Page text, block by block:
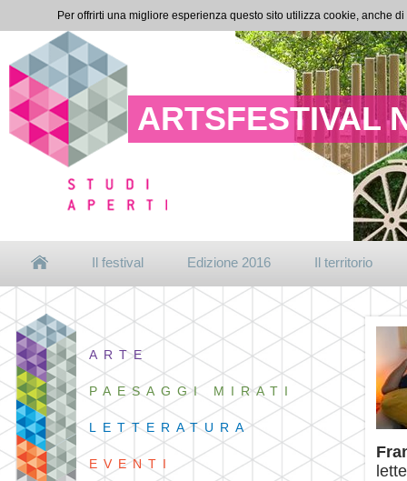
ARTSFESTIVAL
Il festival Edizione 2016 Il territorio
ARTE
PAESAGGI MIRATI
LETTERATURA
EVENTI
Per offrirti una migliore esperienza questo sito utilizza cookie, anche